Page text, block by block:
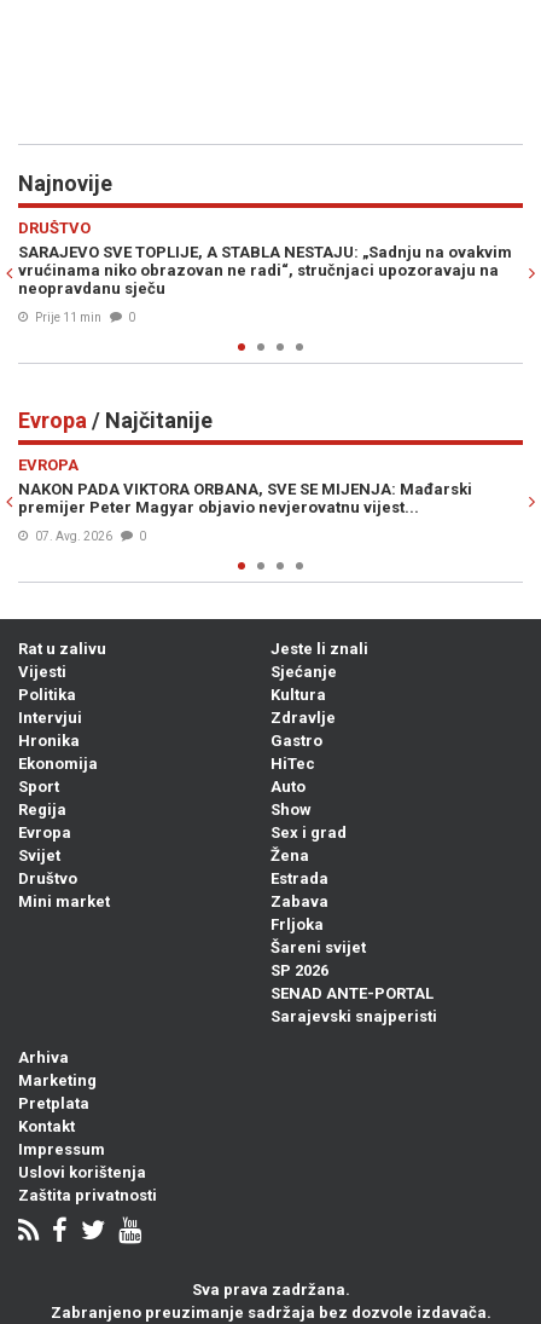
Najnovije
na ovakvim
na
ŠTA SE ZAISTA DOGODILO: Policajca snimili kako baca
more, poznati detalji koji su uznemirili javnost (VIDEO)
Prije 22 min
Previous
Evropa / Najčitanije
ŠPANIJA POSTAVILA ULTIMATUM ITALIJI: "Imate
nedjelje"
07. Avg. 2026
Rat u zalivu
Vijesti
Politika
Intervjui
Hronika
Ekonomija
Sport
Regija
Evropa
Svijet
Društvo
Mini market
Jeste li znali
Sjećanje
Kultura
Zdravlje
Gastro
HiTec
Auto
Show
Sex i grad
Žena
Estrada
Zabava
Frljoka
Šareni svijet
SP 2026
SENAD ANTE-PORTAL
Sarajevski snajperisti
Arhiva
Marketing
Pretplata
Kontakt
Impressum
Uslovi korištenja
Zaštita privatnosti
Sva prava zadržana.
Zabranjeno preuzimanje sadržaja bez dozvole izdavača.